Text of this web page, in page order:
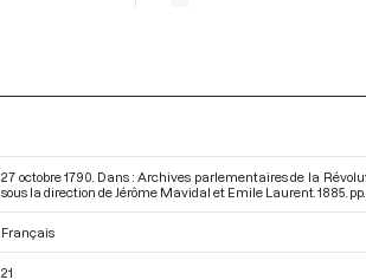
27 octobre 1790. Dans : Archives parlementaires de la
sous la direction de Jérôme Mavidal et Emile Laurent. 1885. pp.
Français
21